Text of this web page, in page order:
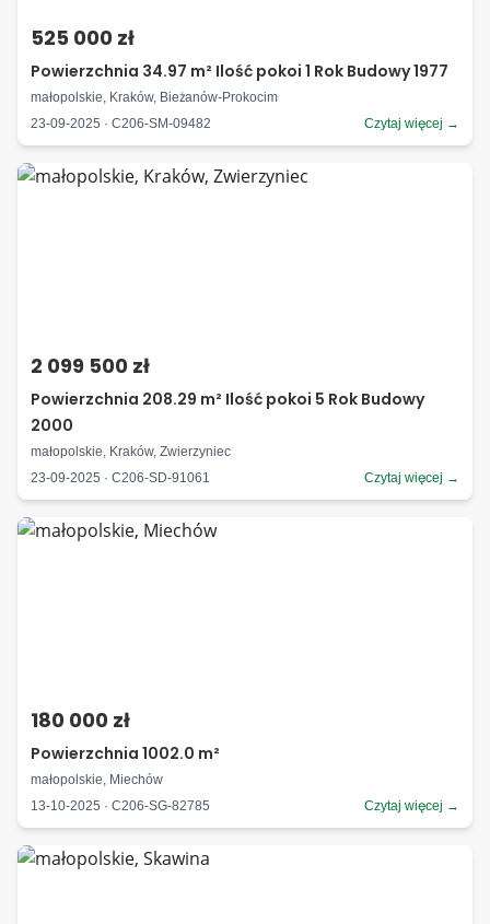
525 000 zł
Powierzchnia 34.97 m² Ilość pokoi 1 Rok Budowy 1977
małopolskie, Kraków, Bieżanów-Prokocim
23-09-2025 · C206-SM-09482
Czytaj więcej →
2 099 500 zł
Powierzchnia 208.29 m² Ilość pokoi 5 Rok Budowy
2000
małopolskie, Kraków, Zwierzyniec
23-09-2025 · C206-SD-91061
Czytaj więcej →
180 000 zł
Powierzchnia 1002.0 m²
małopolskie, Miechów
13-10-2025 · C206-SG-82785
Czytaj więcej →